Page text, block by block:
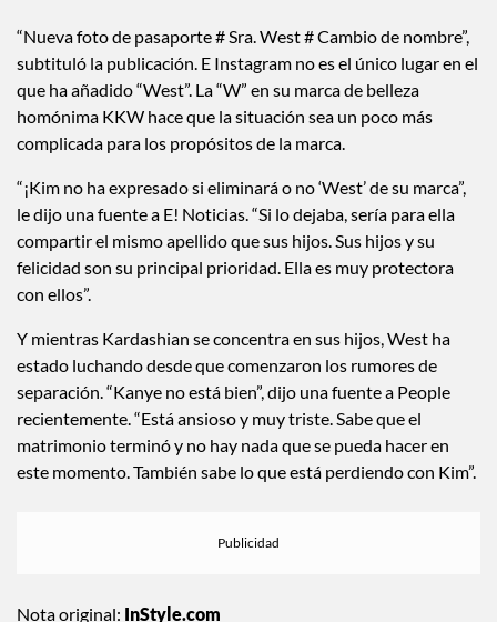
“Nueva foto de pasaporte # Sra. West # Cambio de nombre”,
subtituló la publicación. E Instagram no es el único lugar en el
que ha añadido “West”. La “W” en su marca de belleza
homónima KKW hace que la situación sea un poco más
“¡Kim no ha expresado si eliminará o no ‘West’ de su marca”,
le dijo una fuente a E! Noticias. “Si lo dejaba, sería para ella
compartir el mismo apellido que sus hijos. Sus hijos y su
felicidad son su principal prioridad. Ella es muy protectora
Y mientras Kardashian se concentra en sus hijos, West ha
estado luchando desde que comenzaron los rumores de
separación. “Kanye no está bien”, dijo una fuente a People
recientemente. “Está ansioso y muy triste. Sabe que el
matrimonio terminó y no hay nada que se pueda hacer en